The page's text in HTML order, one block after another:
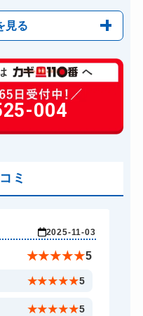
見る
6,600円～(税込)
14,300円～(税込)
13,200円～(税込)
14,300円～(税込)
11,000円～(税込)
11,000円～(税込)
8,800円～(税込)
004
ミ
2025-11-03
★★★★★5
★★★★★5
★★★★★5